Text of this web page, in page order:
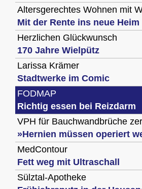
Altersgerechtes Wohnen mit
Mit der Rente ins neue Heim
Herzlichen Glückwunsch
170 Jahre Wielpütz
Larissa Krämer
Stadtwerke im Comic
FODMAP
Richtig essen bei Reizdarm
VPH für Bauchwandbrüche
»Hernien müssen operiert
MedContour
Fett weg mit Ultraschall
Sülztal-Apotheke